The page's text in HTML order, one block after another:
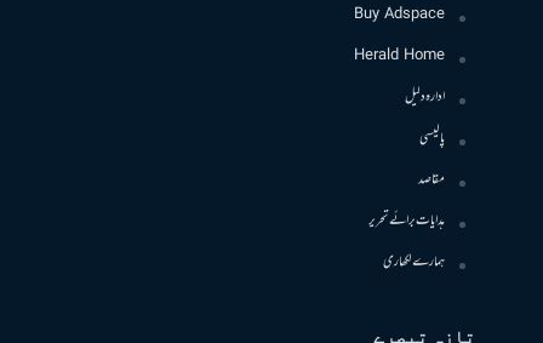
Buy Adspace
Herald Home
ادارہ دلیل
پالیسی
مقاصد
ہدایات برائے تحریر
ہمارے لکھاری
تازہ تبصرے